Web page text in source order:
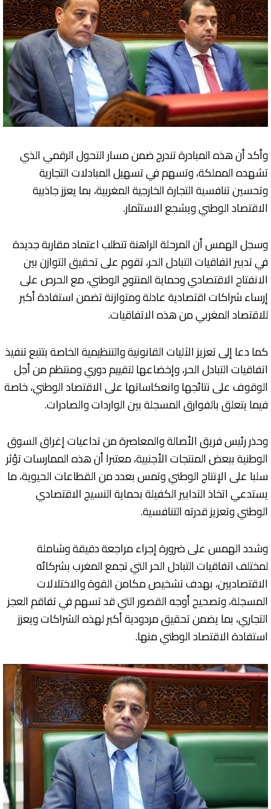
وأكد أن هذه المبادرة تندرج ضمن مسار التحول الرقمي الذي
تشهده المملكة، وتسهم في تسهيل المبادلات التجارية
وتحسين تنافسية التجارة الخارجية المغربية، بما يعزز جاذبية
الاقتصاد الوطني ويشجع الاستثمار.
وسجل الهمس أن المرحلة الراهنة تتطلب اعتماد مقاربة جديدة
في تدبير اتفاقيات التبادل الحر، تقوم على تحقيق التوازن بين
الانفتاح الاقتصادي وحماية المنتوج الوطني، مع الحرص على
إرساء شراكات اقتصادية عادلة ومتوازنة تضمن استفادة أكبر
للاقتصاد المغربي من هذه الاتفاقيات.
كما دعا إلى تعزيز الآليات القانونية والتنظيمية الخاصة بتتبع تنفيذ
اتفاقيات التبادل الحر، وإخضاعها لتقييم دوري ومنتظم من أجل
الوقوف على نتائجها وانعكاساتها على الاقتصاد الوطني، خاصة
فيما يتعلق بالفوارق المسجلة بين الواردات والصادرات.
وحذر رئيس فريق الأصالة والمعاصرة من تداعيات إغراق السوق
الوطنية ببعض المنتجات الأجنبية، معتبرا أن هذه الممارسات تؤثر
سلبا على الإنتاج الوطني وتمس بعدد من القطاعات الحيوية، ما
يستدعي اتخاذ التدابير الكفيلة بحماية النسيج الاقتصادي
الوطني وتعزيز قدرته التنافسية.
وشدد الهمس على ضرورة إجراء مراجعة دقيقة وشاملة
لمختلف اتفاقيات التبادل الحر التي تجمع المغرب بشركائه
الاقتصاديين، بهدف تشخيص مكامن القوة والاختلالات
المسجلة، وتصحيح أوجه القصور التي قد تسهم في تفاقم العجز
التجاري، بما يضمن تحقيق مردودية أكبر لهذه الشراكات ويعزز
استفادة الاقتصاد الوطني منها.